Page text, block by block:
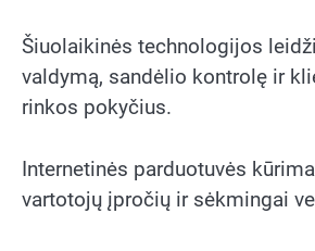
Šiuolaikinės technologijos
valdymą, sandėlio kontrolę ir
rinkos pokyčius.
Internetinės parduotuvės
vartotojų įpročių ir sėkmingai